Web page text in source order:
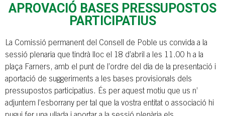
APROVACIÓ BASES PRESSUPOSTOS
PARTICIPATIUS
La Comissió permanent del Consell de Poble us convida a la
sessió plenaria que tindrà lloc el 18 d’abril a les 11.00 h a la
plaça Farners, amb el punt de l’ordre del dia de la presentació i
aportació de suggeriments a les bases provisionals dels
pressupostos participatius. És per aquest motiu que us n’
adjuntem l’esborrany per tal que la vostra entitat o associació hi